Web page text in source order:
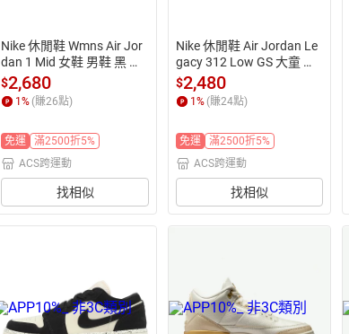
Nike 休閒鞋 Wmns Air Jor
dan 1 Mid 女鞋 男鞋 黑 白
高筒 皮革 熊貓 AJ1
$2,680
1% (賺26點)
免運
滿2500折5%
ACS跨運動
找相似
Nike 休閒鞋 Air Jordan Le
gacy 312 Low GS 大童 女
鞋 黑 棕 魔鬼氈 喬丹 CD90
54-003
$2,480
1 % (賺24點)
免運
滿2500折5%
ACS跨運動
找相似